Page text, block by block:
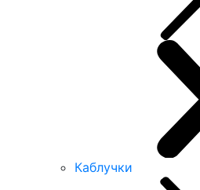
Каблучки